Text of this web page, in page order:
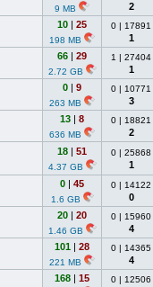
9 MB 2
10 | 25
198 MB
0 | 17891
1
66 | 29
2.72 GB
1 | 27404
1
0 | 9
263 MB
0 | 10771
3
13 | 8
636 MB
0 | 18821
2
18 | 51
4.37 GB
0 | 25868
1
0 | 45
1.6 GB
0 | 14122
0
20 | 20
1.46 GB
0 | 15960
4
101 | 28
221 MB
0 | 14365
4
168 | 15 0 | 12506